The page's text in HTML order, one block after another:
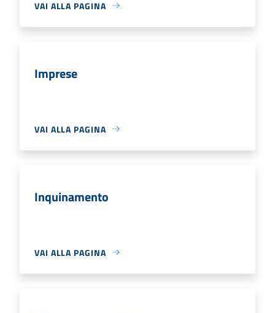
VAI ALLA PAGINA
Imprese
VAI ALLA PAGINA
Inquinamento
VAI ALLA PAGINA